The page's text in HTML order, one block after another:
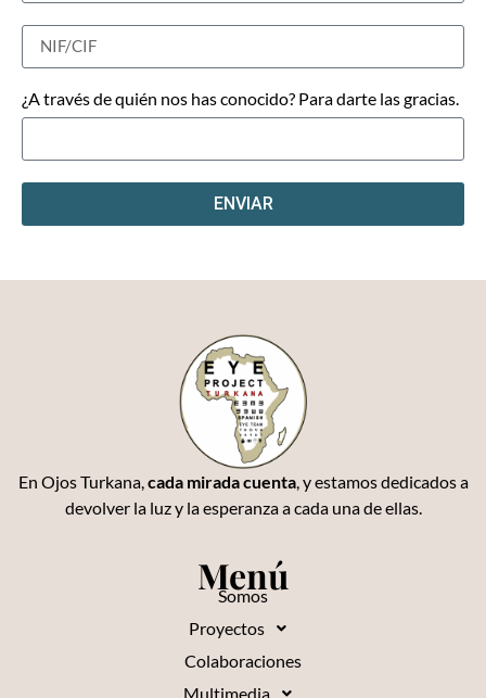
¿A través de quién nos has conocido? Para darte las gracias.
ENVIAR
En Ojos Turkana, cada mirada cuenta, y estamos dedicados a
devolver la luz y la esperanza a cada una de ellas.
Menú
Somos
Proyectos
Colaboraciones
Multimedia